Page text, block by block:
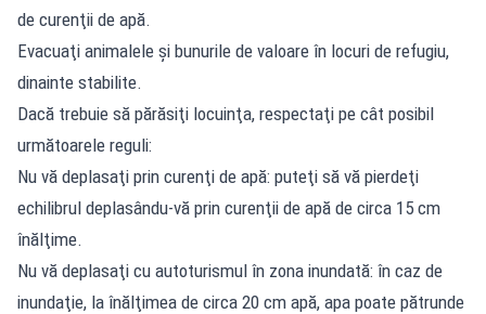
de curenţii de apă.
Evacuaţi animalele şi bunurile de valoare în locuri de refugiu,
dinainte stabilite.
Dacă trebuie să părăsiţi locuinţa, respectaţi pe cât posibil
următoarele reguli:
Nu vă deplasaţi prin curenţi de apă: puteţi să vă pierdeţi
echilibrul deplasându-vă prin curenţii de apă de circa 15 cm
înălţime.
Nu vă deplasaţi cu autoturismul în zona inundată: în caz de
inundaţie, la înălţimea de circa 20 cm apă, apa poate pătrunde